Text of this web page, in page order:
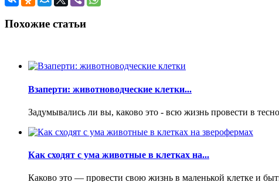
Похожие статьи
Взаперти: животноводческие клетки...
Задумывались ли вы, каково это - всю жизнь провести в
Как сходят с ума животные в клетках на...
Каково это — провести свою жизнь в маленькой клетке и